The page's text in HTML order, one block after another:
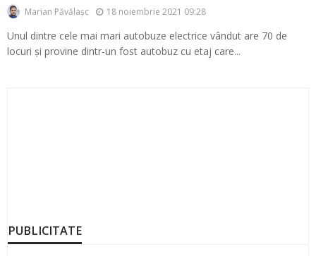
Marian Păvălașc 18 noiembrie 2021 09:28
Unul dintre cele mai mari autobuze electrice vândut are 70 de
locuri și provine dintr-un fost autobuz cu etaj care...
PUBLICITATE